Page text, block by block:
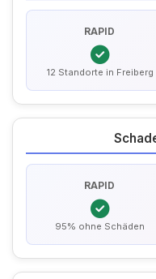
RAPID
12 Standorte in Freiberg
RAPID
95% ohne Schäden